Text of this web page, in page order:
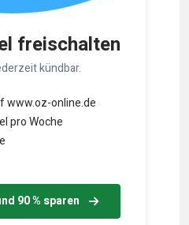
freischalten
kündbar.
www.oz-online.de
pro Woche
90 % sparen